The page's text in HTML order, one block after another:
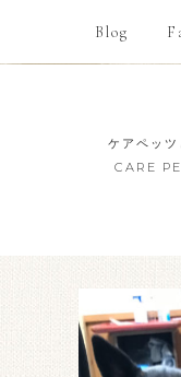
Blog
ケアペッツ
CARE